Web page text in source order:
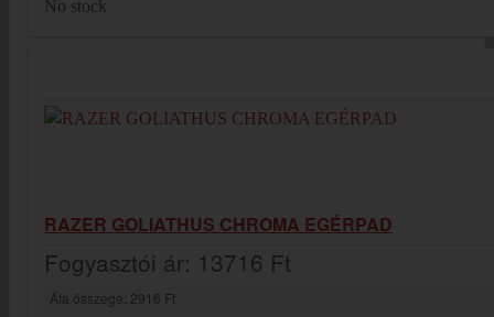
No stock
RAZER GOLIATHUS CHROMA EGÉRPAD
Fogyasztói ár: 13716 Ft
Áfa összege: 2916 Ft